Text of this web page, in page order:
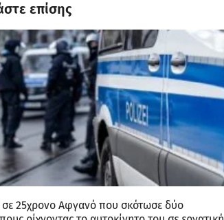
επίσης
σε 25χρονο Αφγανό που σκότωσε δύο